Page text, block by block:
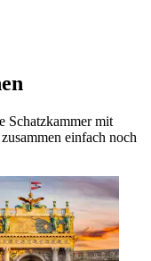
Schatzkammer mit
einfach noch